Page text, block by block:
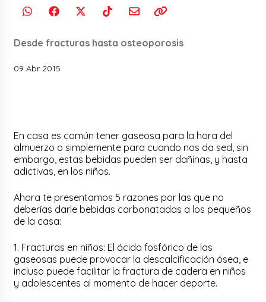
Desde fracturas hasta osteoporosis
09 Abr 2015
En casa es común tener gaseosa para la hora del
almuerzo o simplemente para cuando nos da sed, sin
embargo, estas bebidas pueden ser dañinas, y hasta
adictivas, en los niños.
Ahora te presentamos 5 razones por las que no
deberías darle bebidas carbonatadas a los pequeños
de la casa:
1. Fracturas en niños: El ácido fosfórico de las
gaseosas puede provocar la descalcificación ósea, e
incluso puede facilitar la fractura de cadera en niños
y adolescentes al momento de hacer deporte.